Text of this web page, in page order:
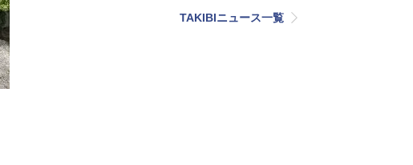
TAKIBIニュース一覧